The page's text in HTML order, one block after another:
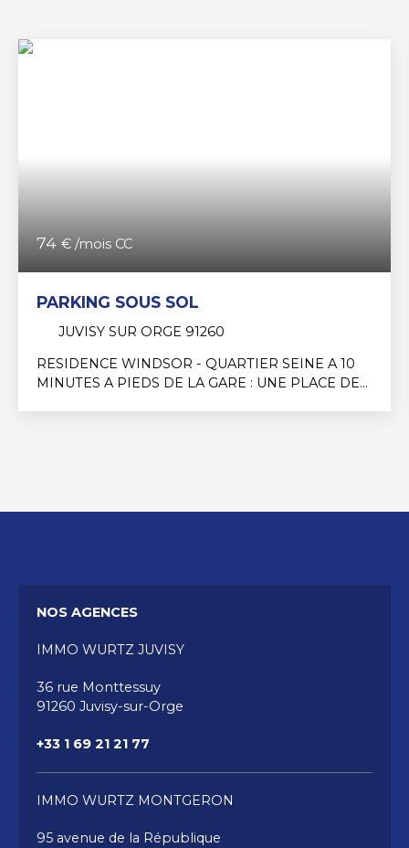
74 € /mois CC
PARKING SOUS SOL
JUVISY SUR ORGE 91260
RESIDENCE WINDSOR - QUARTIER SEINE A 10
MINUTES A PIEDS DE LA GARE : UNE PLACE DE
NOS AGENCES
IMMO WURTZ JUVISY
36 rue Monttessuy
91260 Juvisy-sur-Orge
+33 1 69 21 21 77
IMMO WURTZ MONTGERON
95 avenue de la République